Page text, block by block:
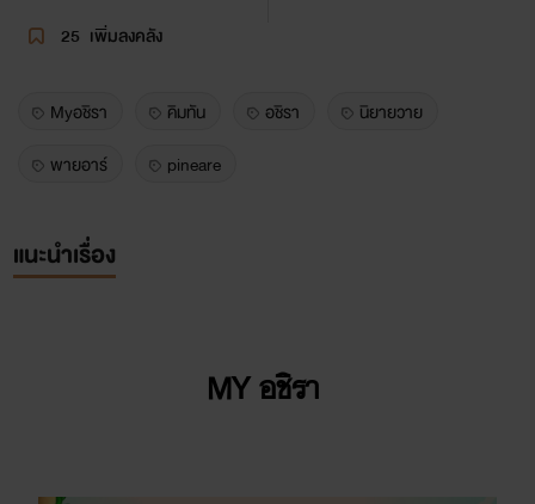
25 เพิ่มลงคลัง
Myอชิรา คิมทัน อชิรา
นิยายวาย
พายอาร์
pineare
แนะนำเรื่อง
MY อชิรา